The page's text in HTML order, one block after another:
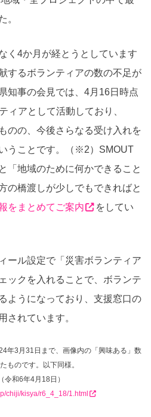
。
く4か月が経とうとしています
するボランティアの数の不足が
知事の会見では、4月16日時点
ィアとして活動しており、
のの、今後さらなる受け入れを
うことです。（※2）SMOUT
「地域のために何かできること
の橋渡しが少しでもできればと
をまとめてご案内
をしてい
ール設定で「災害ボランティア
ックを入れることで、ボランテ
ようになっており、支援窓口の
されています。
3月31日まで、画像内の「興味ある」数
ものです。以下同様。
和6年4月18日）
chiji/kisya/r6_4_18/1.html